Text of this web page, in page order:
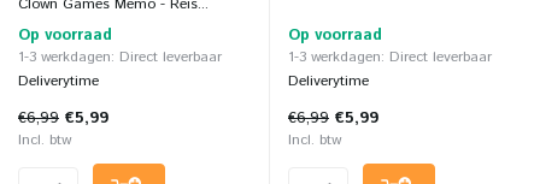
Op voorraad
1-3 werkdagen: Direct leverbaar
Deliverytime
€6,99 €5,99
Incl. btw
Op voorraad
1-3 werkdagen: Direct leverbaar
Deliverytime
€6,99 €5,99
Incl. btw